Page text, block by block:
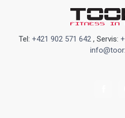
Tel: +421 902 571 642 , Servis: